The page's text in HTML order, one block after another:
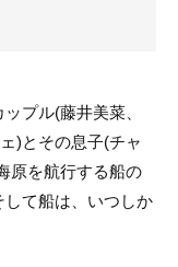
プル(藤井美菜、
)とその息子(チャ
原を航行する船の
て船は、いつしか